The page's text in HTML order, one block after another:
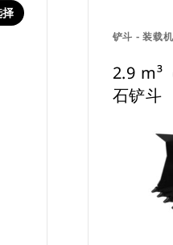
择
铲斗 - 装载机
2.9 m³
石铲斗